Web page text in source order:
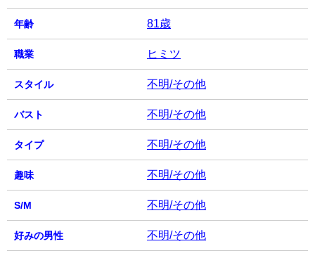
年齢 81歳
職業 ヒミツ
スタイル 不明/その他
バスト 不明/その他
タイプ 不明/その他
趣味 不明/その他
S/M 不明/その他
好みの男性 不明/その他